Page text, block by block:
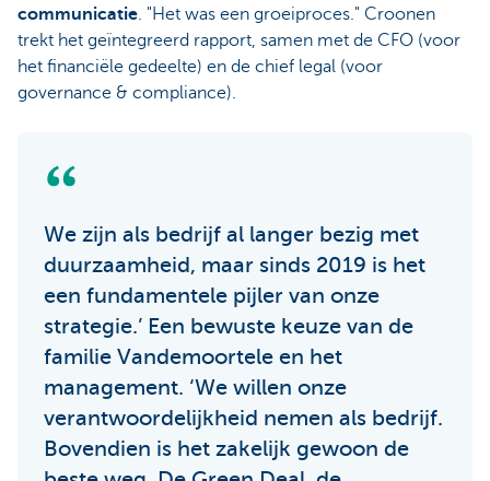
communicatie. "Het was een groeiproces." Croonen
trekt het geïntegreerd rapport, samen met de CFO (voor
het financiële gedeelte) en de chief legal (voor
governance & compliance).
We zijn als bedrijf al langer bezig met
duurzaamheid, maar sinds 2019 is het
een fundamentele pijler van onze
strategie.’ Een bewuste keuze van de
familie Vandemoortele en het
management. ‘We willen onze
verantwoordelijkheid nemen als bedrijf.
Bovendien is het zakelijk gewoon de